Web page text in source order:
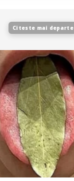
Citeste mai departe